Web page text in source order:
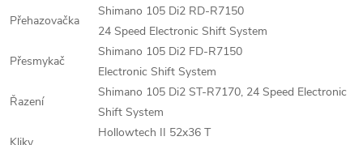
Přehazovačka
Shimano 105 Di2 RD-R7150
24 Speed Electronic Shift System
Přesmykač
Shimano 105 Di2 FD-R7150
Electronic Shift System
Řazení
Shimano 105 Di2 ST-R7170, 24 Speed Electronic
Shift System
Hollowtech II 52x36 T